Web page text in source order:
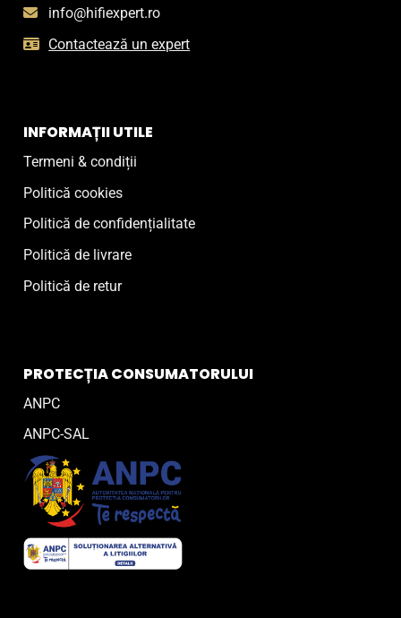
info@hifiexpert.ro
Contactează un expert
INFORMAȚII UTILE
Termeni & condiții
Politică cookies
Politică de confidențialitate
Politică de livrare
Politică de retur
PROTECȚIA CONSUMATORULUI
ANPC
ANPC-SAL